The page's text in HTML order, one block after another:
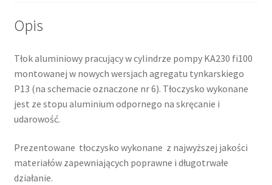
Opis
Tłok aluminiowy pracujący w cylindrze pompy KA230 fi100
montowanej w nowych wersjach agregatu tynkarskiego
P13 (na schemacie oznaczone nr 6). Tłoczysko wykonane
jest ze stopu aluminium odpornego na skręcanie i
udarowość.
Prezentowane tłoczysko wykonane z najwyższej jakości
materiałów zapewniających poprawne i długotrwałe
działanie.